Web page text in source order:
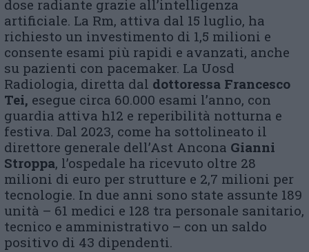
dose radiante grazie all’intelligenza
artificiale. La Rm, attiva dal 15 luglio, ha
richiesto un investimento di 1,5 milioni e
consente esami più rapidi e avanzati, anche
su pazienti con pacemaker. La Uosd
Radiologia, diretta dal dottoressa Francesco
Tei, esegue circa 60.000 esami l’anno, con
guardia attiva h12 e reperibilità notturna e
festiva. Dal 2023, come ha sottolineato il
direttore generale dell’Ast Ancona Gianni
Stroppa, l’ospedale ha ricevuto oltre 28
milioni di euro per strutture e 2,7 milioni per
tecnologie. In due anni sono state assunte 189
unità – 61 medici e 128 tra personale sanitario,
tecnico e amministrativo – con un saldo
positivo di 43 dipendenti.